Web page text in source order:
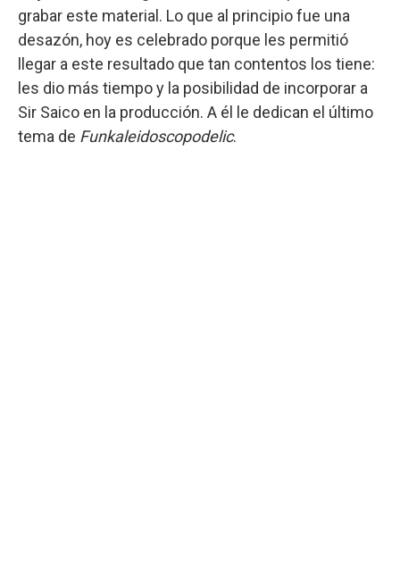
grabar este material. Lo que al principio fue una
desazón, hoy es celebrado porque les permitió
llegar a este resultado que tan contentos los tiene:
les dio más tiempo y la posibilidad de incorporar a
Sir Saico en la producción. A él le dedican el último
tema de Funkaleidoscopodelic.